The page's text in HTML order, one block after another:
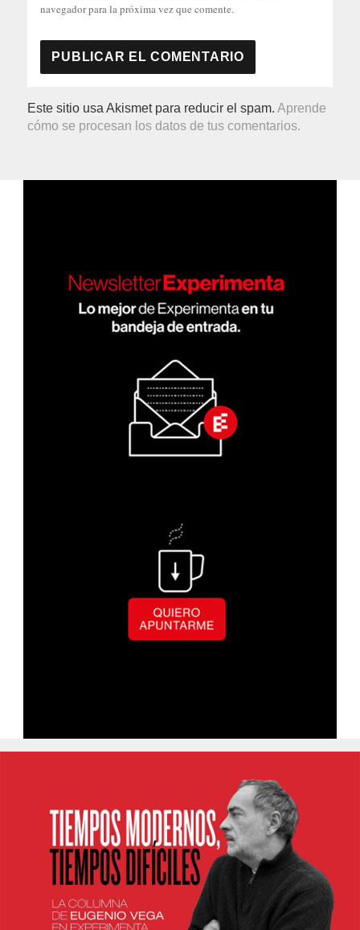
navegador para la próxima vez que comente.
Este sitio usa Akismet para reducir el spam.Aprende
cómo se procesan los datos de tus comentarios.